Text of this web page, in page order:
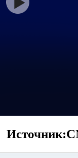
Источник: